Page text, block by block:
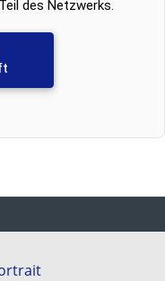
des Netzwerks.